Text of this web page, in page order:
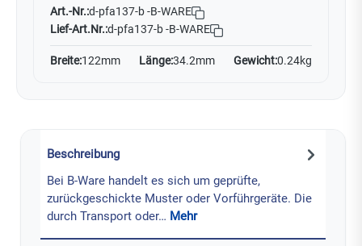
Art.-Nr.:d-pfa137-b -B-WARE
Lief-Art.Nr.:d-pfa137-b -B-WARE
Breite:122mm Länge:34.2mm Gewicht:0.24kg
Beschreibung
Bei B-Ware handelt es sich um geprüfte,
zurückgeschickte Muster oder Vorführgeräte. Die
durch Transport oder… Mehr